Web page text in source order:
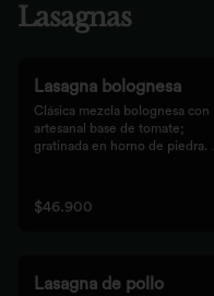
Lasagnas
Lasagna bolognesa
Clásica mezcla bolognesa con
artesanal base de tomate;
gratinada en horno de piedra.
$46.900
Lasagna de pollo